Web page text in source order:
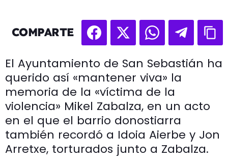
COMPARTE
El Ayuntamiento de San Sebastián ha
querido así «mantener viva» la
memoria de la «víctima de la
violencia» Mikel Zabalza, en un acto
en el que el barrio donostiarra
también recordó a Idoia Aierbe y Jon
Arretxe, torturados junto a Zabalza.